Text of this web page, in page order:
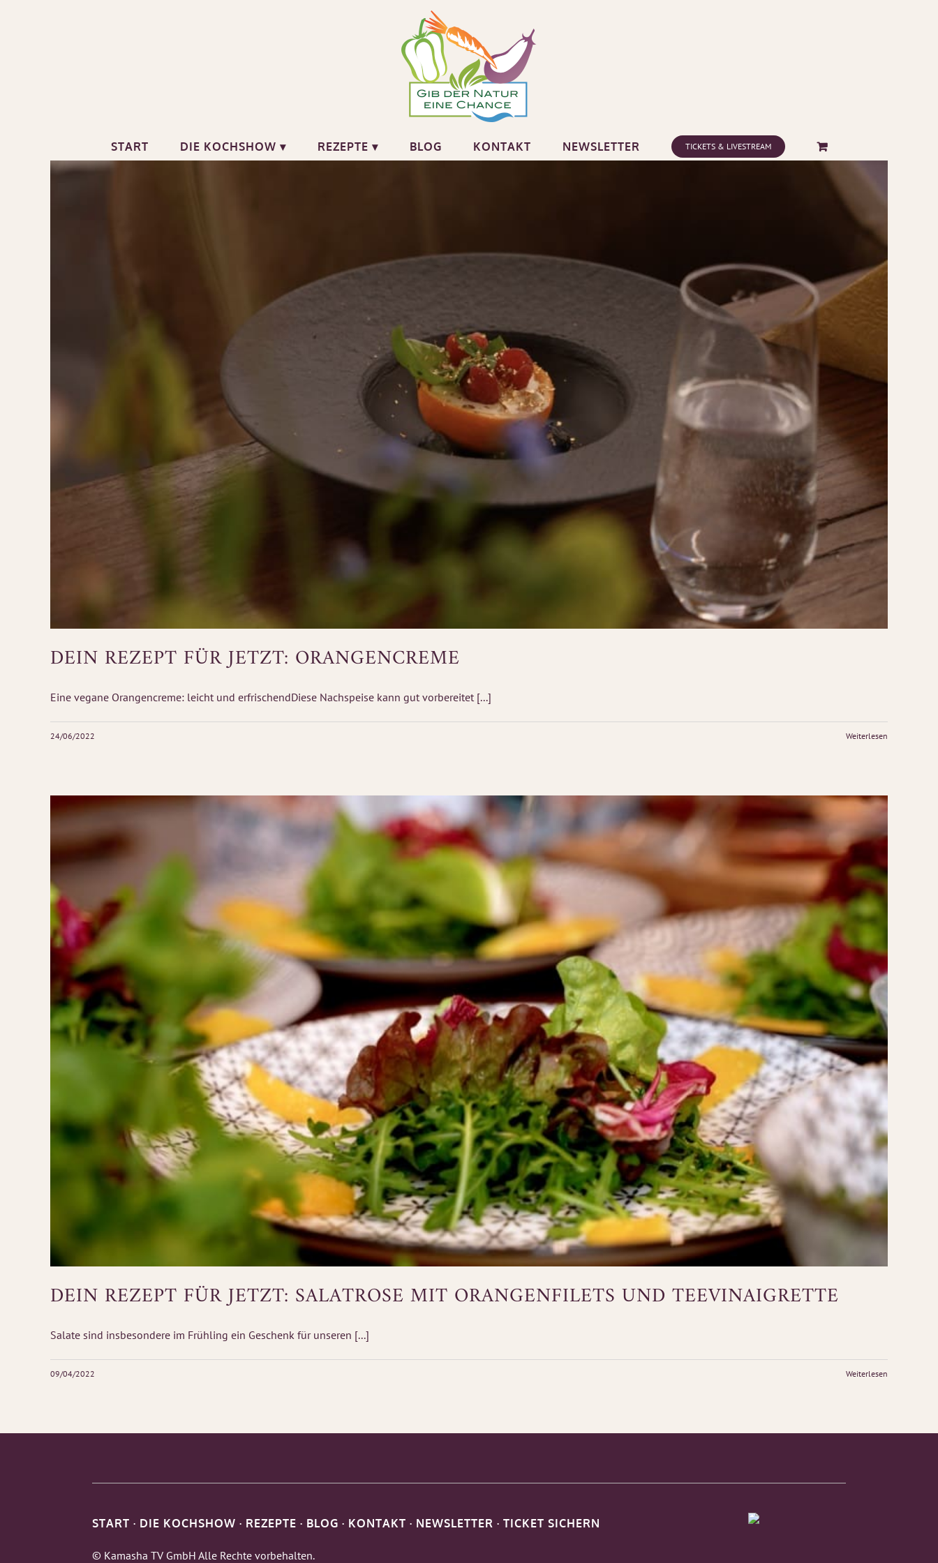
START DIE KOCHSHOW ▾ REZEPTE ▾ BLOG KONTAKT NEWSLETTER TICKETS & LIVESTREAM
DEIN REZEPT FÜR JETZT: ORANGENCREME
Eine vegane Orangencreme: leicht und erfrischendDiese Nachspeise kann gut vorbereitet [...]
24/06/2022 Weiterlesen
DEIN REZEPT FÜR JETZT: SALATROSE MIT ORANGENFILETS UND TEEVINAIGRETTE
Salate sind insbesondere im Frühling ein Geschenk für unseren [...]
09/04/2022 Weiterlesen
START · DIE KOCHSHOW · REZEPTE · BLOG · KONTAKT · NEWSLETTER · TICKET SICHERN
© Kamasha TV GmbH Alle Rechte vorbehalten.